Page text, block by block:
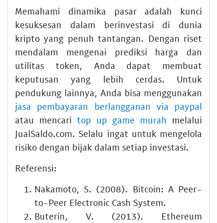
Memahami dinamika pasar adalah kunci
kesuksesan dalam berinvestasi di dunia
kripto yang penuh tantangan. Dengan riset
mendalam mengenai prediksi harga dan
utilitas token, Anda dapat membuat
keputusan yang lebih cerdas. Untuk
pendukung lainnya, Anda bisa menggunakan
jasa pembayaran berlangganan via paypal
atau mencari top up game murah melalui
JualSaldo.com. Selalu ingat untuk mengelola
risiko dengan bijak dalam setiap investasi.
Referensi:
Nakamoto, S. (2008). Bitcoin: A Peer-
to-Peer Electronic Cash System.
Buterin, V. (2013). Ethereum